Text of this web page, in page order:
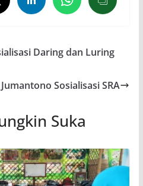
Daring dan Luring
Sosialisasi SRA
Suka